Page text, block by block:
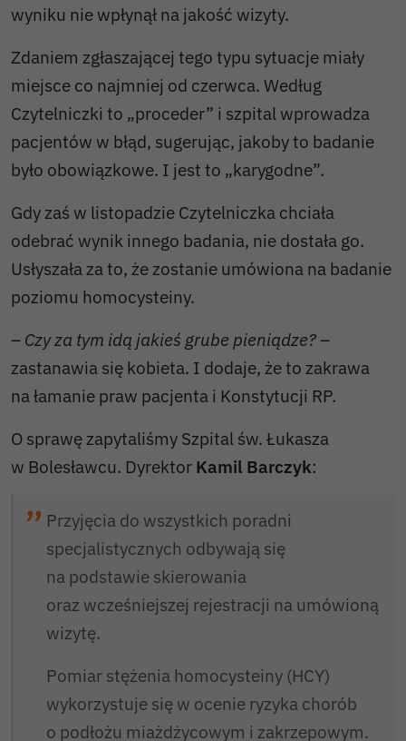
wyniku nie wpłynął na jakość wizyty.
Zdaniem zgłaszającej tego typu sytuacje miały
miejsce co najmniej od czerwca. Według
Czytelniczki to „proceder” i szpital wprowadza
pacjentów w błąd, sugerując, jakoby to badanie
było obowiązkowe. I jest to „karygodne”.
Gdy zaś w listopadzie Czytelniczka chciała
odebrać wynik innego badania, nie dostała go.
Usłyszała za to, że zostanie umówiona na badanie
poziomu homocysteiny.
– Czy za tym idą jakieś grube pieniądze?–
zastanawia się kobieta. I dodaje, że to zakrawa
na łamanie praw pacjenta i Konstytucji RP.
O sprawę zapytaliśmy Szpital św. Łukasza
w Bolesławcu. Dyrektor Kamil Barczyk:
Przyjęcia do wszystkich poradni
specjalistycznych odbywają się
na podstawie skierowania
oraz wcześniejszej rejestracji na umówioną
wizytę.
Pomiar stężenia homocysteiny (HCY)
wykorzystuje się w ocenie ryzyka chorób
o podłożu miażdżycowym i zakrzepowym.